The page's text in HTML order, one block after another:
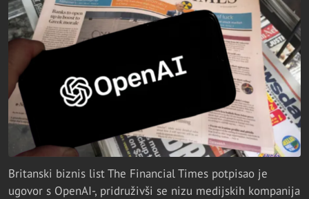
Britanski biznis list The Financial Times potpisao je
ugovor s OpenAI-, pridruživši se nizu medijskih kompanija